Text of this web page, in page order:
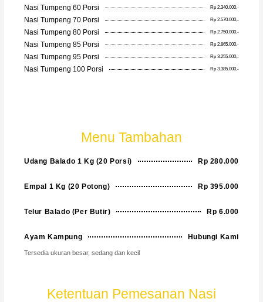
Nasi Tumpeng 60 Porsi Rp 2.340.000,-
Nasi Tumpeng 70 Porsi Rp 2.570.000,-
Nasi Tumpeng 80 Porsi Rp 2.750.000,-
Nasi Tumpeng 85 Porsi Rp 2.865.000,-
Nasi Tumpeng 95 Porsi Rp 3.255.000,-
Nasi Tumpeng 100 Porsi Rp 3.385.000,-
Menu Tambahan
Udang Balado 1 Kg (20 Porsi) Rp 280.000
Empal 1 Kg (20 Potong) Rp 395.000
Telur Balado (Per Butir) Rp 6.000
Ayam Kampung Hubungi Kami
Tersedia ukuran besar, sedang dan kecil
Ketentuan Pemesanan Nasi